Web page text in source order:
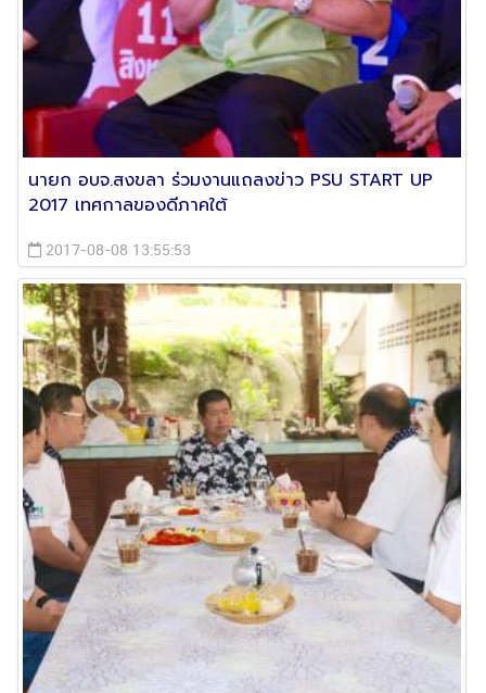
นายก อบจ.สงขลา ร่วมงานแถลงข่าว PSU START UP
2017 เทศกาลของดีภาคใต้
2017-08-08 13:55:53